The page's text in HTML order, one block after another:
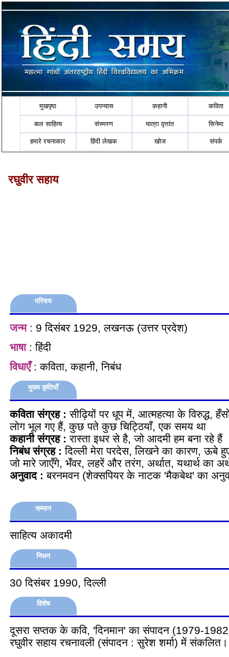
मुखपृष्ठ उपन्यास कहानी कविता
बाल साहित्य संस्मरण यात्रा वृत्तांत सिनेमा
हमारे रचनाकार हिंदी लेखक खोज संपर्क
रघुवीर सहाय
परिचय
जन्म: 9 दिसंबर 1929, लखनऊ (उत्तर प्रदेश)
भाषा: हिंदी
विधाएँ: कविता, कहानी, निबंध
मुख्य कृतियाँ
कविता संग्रह : सीढ़ियों पर धूप में, आत्महत्या के विरुद्ध,
लोग भूल गए हैं, कुछ पते कुछ चिट्ठियाँ, एक समय था
कहानी संग्रह :रास्ता इधर से है, जो आदमी हम बना रहे हैं
निबंध संग्रह : दिल्ली मेरा परदेस, लिखने का कारण, ऊबे
जो मारे जाएँगे, भँवर, लहरें और तरंग, अर्थात, यथार्थ का
अनुवाद : बरनमवन (शेक्सपियर के नाटक 'मैकबेथ' का
सम्मान
साहित्य अकादमी
निधन
30 दिसंबर 1990, दिल्ली
विशेष
दूसरा सप्तक के कवि, 'दिनमान' का संपादन (1979-
रघुवीर सहाय रचनावली (संपादन : सुरेश शर्मा) में संकलित।